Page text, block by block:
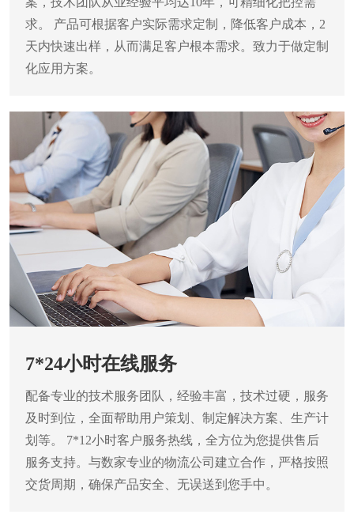
求。
产品可根据客户实际需求定制，降低客户成本，2
天内快速出样，从而满足客户根本需求。致力于做定制
化应用方案。
7*24小时在线服务
配备专业的技术服务团队，经验丰富，技术过硬，服务
及时到位，全面帮助用户策划、制定解决方案、生产计
划等。
7*12小时客户服务热线，全方位为您提供售后
服务支持。与数家专业的物流公司建立合作，严格按照
交货周期，确保产品安全、无误送到您手中。